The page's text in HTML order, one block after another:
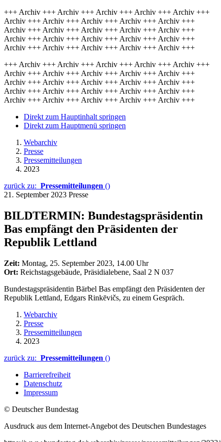
+++ Archiv +++ Archiv +++ Archiv +++ Archiv +++ Archiv +++
Archiv +++ Archiv +++ Archiv +++ Archiv +++ Archiv +++
Archiv +++ Archiv +++ Archiv +++ Archiv +++ Archiv +++
Archiv +++ Archiv +++ Archiv +++ Archiv +++ Archiv +++
Archiv +++ Archiv +++ Archiv +++ Archiv +++ Archiv +++
+++ Archiv +++ Archiv +++ Archiv +++ Archiv +++ Archiv +++
Archiv +++ Archiv +++ Archiv +++ Archiv +++ Archiv +++
Archiv +++ Archiv +++ Archiv +++ Archiv +++ Archiv +++
Archiv +++ Archiv +++ Archiv +++ Archiv +++ Archiv +++
Archiv +++ Archiv +++ Archiv +++ Archiv +++ Archiv +++
Direkt zum Hauptinhalt springen
Direkt zum Hauptmenü springen
Webarchiv
Presse
Pressemitteilungen
2023
zurück zu: Pressemitteilungen ()
21. September 2023 Presse
BILDTERMIN: Bundestagspräsidentin
Bas empfängt den Präsidenten der
Republik Lettland
Zeit: Montag, 25. September 2023, 14.00 Uhr
Ort: Reichstagsgebäude, Präsidialebene, Saal 2 N 037
Bundestagspräsidentin Bärbel Bas empfängt den Präsidenten der
Republik Lettland, Edgars Rinkēvičs, zu einem Gespräch.
Webarchiv
Presse
Pressemitteilungen
2023
zurück zu: Pressemitteilungen ()
Barrierefreiheit
Datenschutz
Impressum
© Deutscher Bundestag
Ausdruck aus dem Internet-Angebot des Deutschen Bundestages